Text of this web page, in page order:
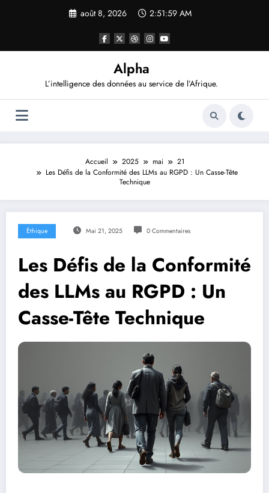
août 8, 2026 2:52:00 AM
Alpha
L’intelligence des données au service de l’Afrique.
Accueil 2025 mai
21
Les Défis de la Conformité des LLMs au RGPD : Un Casse-Tête
Technique
Éthique Mai 21, 2025 0 Commentaires
Les Défis de la Conformité
des LLMs au RGPD : Un
Casse-Tête Technique